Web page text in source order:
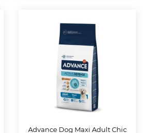
Advance Dog Maxi Adult Chic